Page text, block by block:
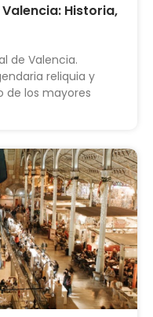
Historia,
de Valencia.
reliquia y
de los mayores